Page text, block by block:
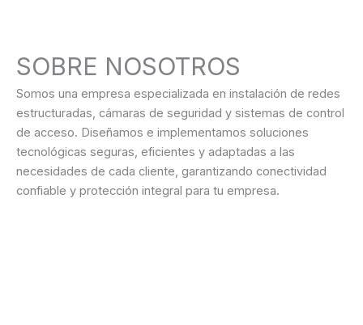
SOBRE NOSOTROS
Somos una empresa especializada en instalación de redes
estructuradas, cámaras de seguridad y sistemas de control
de acceso. Diseñamos e implementamos soluciones
tecnológicas seguras, eficientes y adaptadas a las
necesidades de cada cliente, garantizando conectividad
confiable y protección integral para tu empresa.